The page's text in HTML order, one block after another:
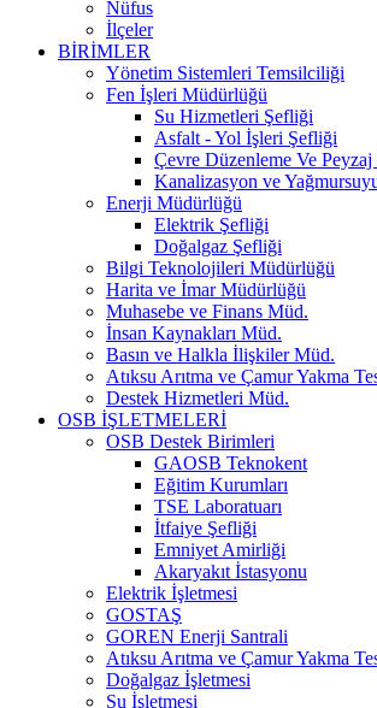
Nüfus
İlçeler
BİRİMLER
Yönetim Sistemleri Temsilciliği
Fen İşleri Müdürlüğü
Su Hizmetleri Şefliği
Asfalt - Yol İşleri Şefliği
Çevre Düzenleme Ve
Kanalizasyon ve
Enerji Müdürlüğü
Elektrik Şefliği
Doğalgaz Şefliği
Bilgi Teknolojileri Müdürlüğü
Harita ve İmar Müdürlüğü
Muhasebe ve Finans Müd.
İnsan Kaynakları Müd.
Basın ve Halkla İlişkiler Müd.
Atıksu Arıtma ve Çamur Yakma
Destek Hizmetleri Müd.
OSB İŞLETMELERİ
OSB Destek Birimleri
GAOSB Teknokent
Eğitim Kurumları
TSE Laboratuarı
İtfaiye Şefliği
Emniyet Amirliği
Akaryakıt İstasyonu
Elektrik İşletmesi
GOSTAŞ
GOREN Enerji Santrali
Atıksu Arıtma ve Çamur Yakma
Doğalgaz İşletmesi
Su İşletmesi